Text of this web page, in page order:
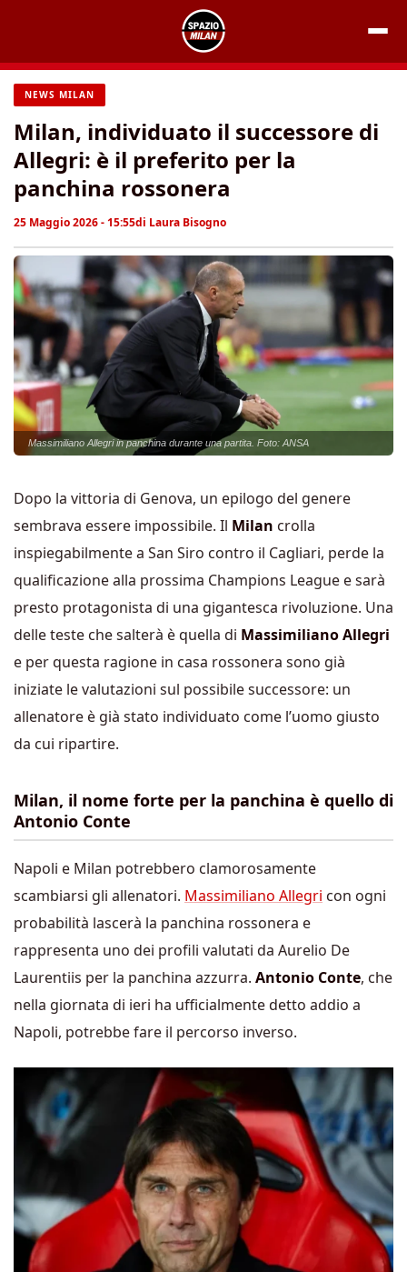
contenuto
NEWS MILAN
Milan, individuato il successore di
Allegri: è il preferito per la
panchina rossonera
25 Maggio 2026 - 15:55di Laura Bisogno
Massimiliano Allegri in panchina durante una partita. Foto: ANSA
Dopo la vittoria di Genova, un epilogo del genere
sembrava essere impossibile. Il Milan crolla
inspiegabilmente a San Siro contro il Cagliari, perde la
qualificazione alla prossima Champions League e sarà
presto protagonista di una gigantesca rivoluzione. Una
delle teste che salterà è quella di Massimiliano Allegri
e per questa ragione in casa rossonera sono già
iniziate le valutazioni sul possibile successore: un
allenatore è già stato individuato come l’uomo giusto
da cui ripartire.
Milan, il nome forte per la panchina è quello di
Antonio Conte
Napoli e Milan potrebbero clamorosamente
scambiarsi gli allenatori. Massimiliano Allegri con ogni
probabilità lascerà la panchina rossonera e
rappresenta uno dei profili valutati da Aurelio De
Laurentiis per la panchina azzurra. Antonio Conte, che
nella giornata di ieri ha ufficialmente detto addio a
Napoli, potrebbe fare il percorso inverso.